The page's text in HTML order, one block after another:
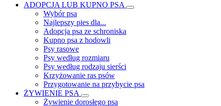
ADOPCJA LUB KUPNO PSA
Wybór psa
Najlepszy pies dla...
Adopcja psa ze schroniska
Kupno psa z hodowli
Psy rasowe
Psy według rozmiaru
Psy według rodzaju sierści
Krzyżowanie ras psów
Przygotowanie na przybycie psa
ŻYWIENIE PSA
Żywienie dorosłego psa